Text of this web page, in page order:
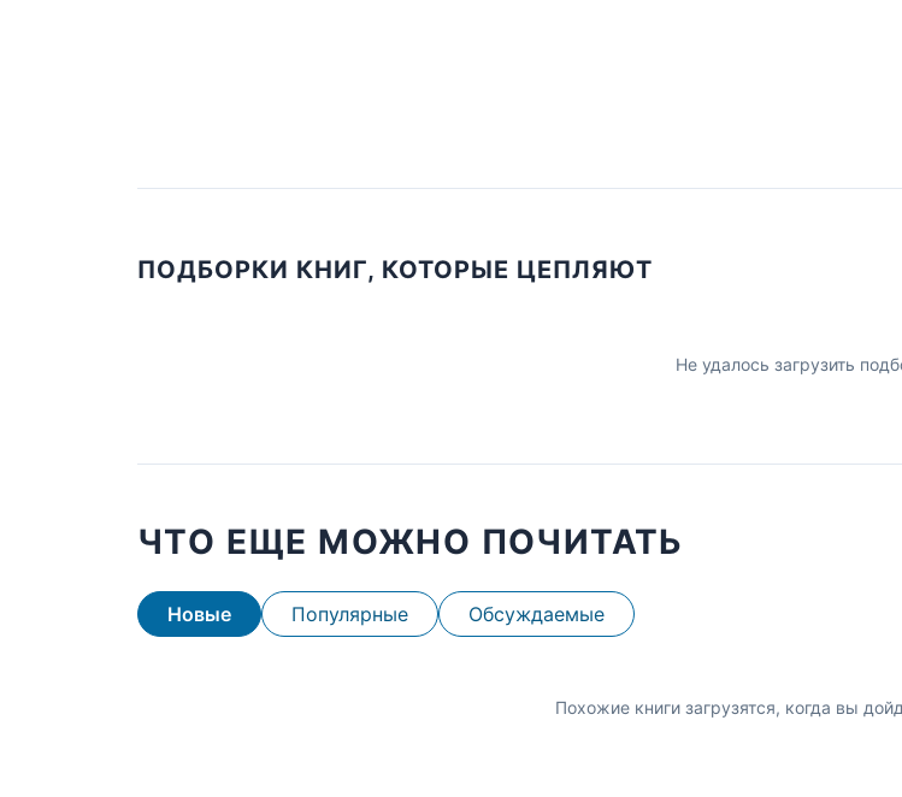
ПОДБОРКИ КНИГ, КОТОРЫЕ ЦЕПЛЯЮТ
Не удалось загрузить
ЧТО ЕЩЕ МОЖНО ПОЧИТАТЬ
Новые Популярные Обсуждаемые
Похожие книги загрузятся, когда вы